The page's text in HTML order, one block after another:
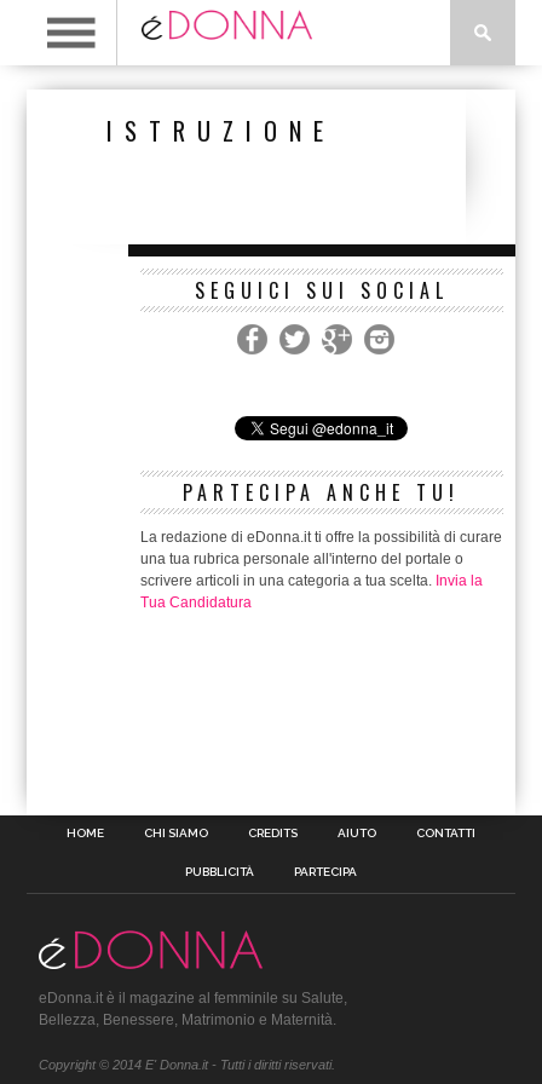
ISTRUZIONE
SEGUICI SUI SOCIAL
PARTECIPA ANCHE TU!
La redazione di eDonna.it ti offre la possibilità di curare
una tua rubrica personale all'interno del portale o
scrivere articoli in una categoria a tua scelta. Invia la
Tua Candidatura
HOME CHI SIAMO CREDITS AIUTO CONTATTI
PUBBLICITÀ PARTECIPA
eDonna.it è il magazine al femminile su Salute,
Bellezza, Benessere, Matrimonio e Maternità.
Copyright © 2014 E' Donna.it - Tutti i diritti riservati.